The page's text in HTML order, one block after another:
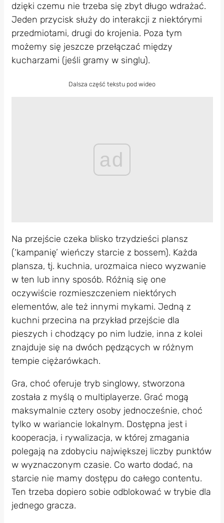
dzięki czemu nie trzeba się zbyt długo wdrażać.
Jeden przycisk służy do interakcji z niektórymi
przedmiotami, drugi do krojenia. Poza tym
możemy się jeszcze przełączać między
kucharzami (jeśli gramy w singlu).
Dalsza część tekstu pod wideo
ad
Na przejście czeka blisko trzydzieści plansz
(‘kampanię’ wieńczy starcie z bossem). Każda
plansza, tj. kuchnia, urozmaica nieco wyzwanie
w ten lub inny sposób. Różnią się one
oczywiście rozmieszczeniem niektórych
elementów, ale też innymi mykami. Jedną z
kuchni przecina na przykład przejście dla
pieszych i chodzący po nim ludzie, inna z kolei
znajduje się na dwóch pędzących w różnym
tempie ciężarówkach.
Gra, choć oferuje tryb singlowy, stworzona
została z myślą o multiplayerze. Grać mogą
maksymalnie cztery osoby jednocześnie, choć
tylko w wariancie lokalnym. Dostępna jest i
kooperacja, i rywalizacja, w której zmagania
polegają na zdobyciu największej liczby punktów
w wyznaczonym czasie. Co warto dodać, na
starcie nie mamy dostępu do całego contentu.
Ten trzeba dopiero sobie odblokować w trybie dla
jednego gracza.